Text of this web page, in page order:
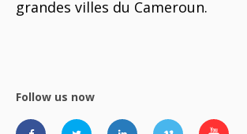
grandes villes du Cameroun.
Follow us now